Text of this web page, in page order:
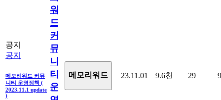
공지
공지
메모리워드 커뮤
니티 운영정책 (
2023.11.1 update
)
워
드
커
뮤
니
티
운
메모리워드 23.11.01 9.6천 29 9